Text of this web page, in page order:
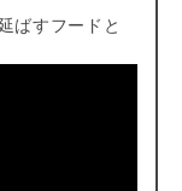
ばすフードと